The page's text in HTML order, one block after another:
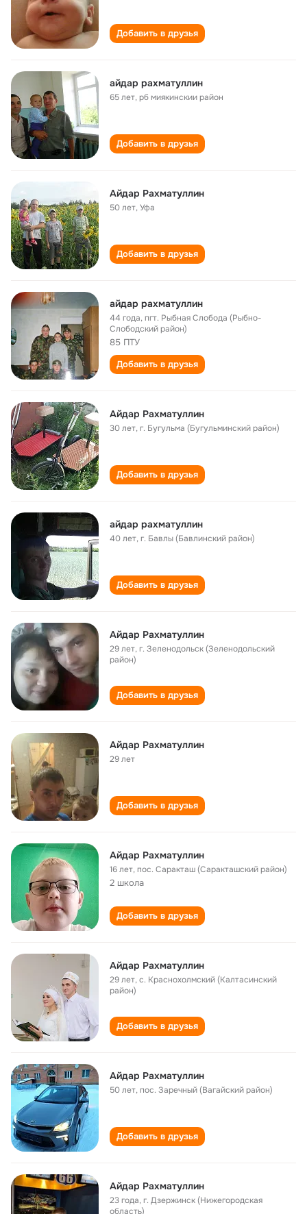
Добавить в друзья
айдар рахматуллин
65 лет,рб миякинскии район
Добавить в друзья
Айдар Рахматуллин
50 лет,Уфа
Добавить в друзья
айдар рахматуллин
44 года,пгт. Рыбная Слобода (Рыбно-
Слободский район)
85 ПТУ
Добавить в друзья
Айдар Рахматуллин
30 лет,г. Бугульма (Бугульминский район)
Добавить в друзья
айдар рахматуллин
40 лет,г. Бавлы (Бавлинский район)
Добавить в друзья
Айдар Рахматуллин
29 лет,г. Зеленодольск (Зеленодольский
район)
Добавить в друзья
Айдар Рахматуллин
29 лет
Добавить в друзья
Айдар Рахматуллин
16 лет,пос. Саракташ (Саракташский район)
2 школа
Добавить в друзья
Айдар Рахматуллин
29 лет,с. Краснохолмский (Калтасинский
район)
Добавить в друзья
Айдар Рахматуллин
50 лет,пос. Заречный (Вагайский район)
Добавить в друзья
Айдар Рахматуллин
23 года,г. Дзержинск (Нижегородская
область)